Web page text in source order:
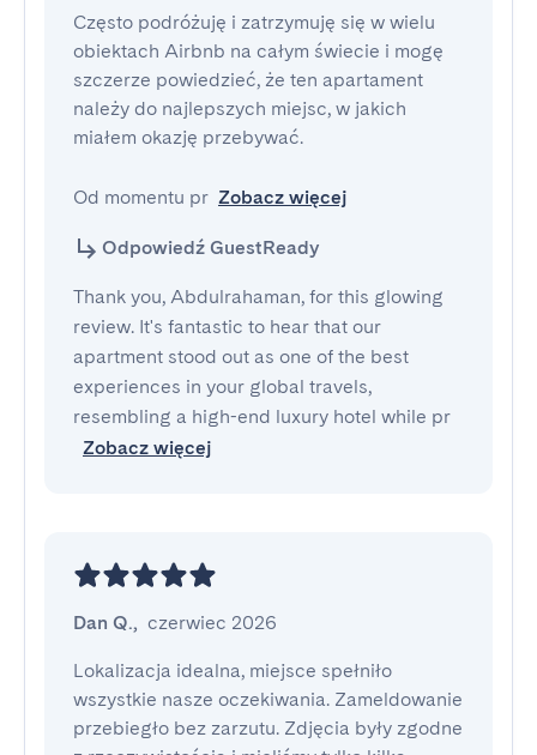
Często podróżuję i zatrzymuję się w wielu
obiektach Airbnb na całym świecie i mogę
szczerze powiedzieć, że ten apartament
należy do najlepszych miejsc, w jakich
miałem okazję przebywać.
Od momentu pr Zobacz więcej
Odpowiedź GuestReady
Thank you, Abdulrahaman, for this glowing
review. It's fantastic to hear that our
apartment stood out as one of the best
experiences in your global travels,
resembling a high-end luxury hotel while pr
Zobacz więcej
Dan Q., czerwiec 2026
Lokalizacja idealna, miejsce spełniło
wszystkie nasze oczekiwania. Zameldowanie
przebiegło bez zarzutu. Zdjęcia były zgodne